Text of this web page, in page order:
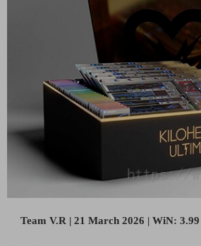
Team V.R | 21 March 2026 | WiN: